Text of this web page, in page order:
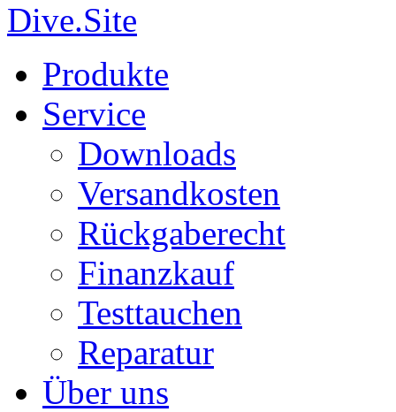
Dive.Site
Produkte
Service
Downloads
Versandkosten
Rückgaberecht
Finanzkauf
Testtauchen
Reparatur
Über uns